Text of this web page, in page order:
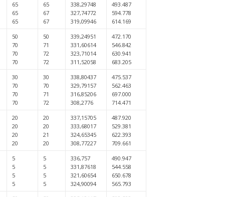
65
65
65
65
67
67
338,29748
327,74772
319,09946
493.487
594.778
614.169
50
70
70
70
50
71
72
72
339,24951
331,60614
323,71014
311,52058
472.170
546.842
630.941
683.205
30
70
70
70
30
70
71
72
338,80437
329,79157
316,85206
308,2776
475.537
562.463
697.000
714.471
20
20
20
20
20
20
21
20
337,15705
333,68017
324,65345
308,77227
487.920
529.381
622.393
709.661
5
5
5
5
5
5
5
5
336,757
331,87618
321,60654
324,90094
490.947
544.558
650.678
565.793